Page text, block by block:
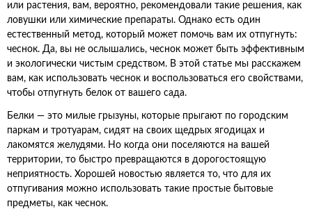
или растения, вам, вероятно, рекомендовали такие решения, как
ловушки или химические препараты. Однако есть один
естественный метод, который может помочь вам их отпугнуть:
чеснок. Да, вы не ослышались, чеснок может быть эффективным
и экологически чистым средством. В этой статье мы расскажем
вам, как использовать чеснок и воспользоваться его свойствами,
чтобы отпугнуть белок от вашего сада.
Белки — это милые грызуны, которые прыгают по городским
паркам и тротуарам, сидят на своих щедрых ягодицах и
лакомятся желудями. Но когда они поселяются на вашей
территории, то быстро превращаются в дорогостоящую
неприятность. Хорошей новостью является то, что для их
отпугивания можно использовать такие простые бытовые
предметы, как чеснок.